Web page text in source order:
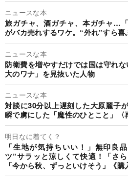
ニュースな本
旅ガチャ、酒ガチャ、本ガチャ…
がバカ売れするワケ。“外れ”すら喜
ニュースな本
防衛費を増やすだけでは国は守れ
大のワナ」を見抜いた人物
ニュースな本
対談に30分以上遅刻した大原麗子
瞬で虜にした「魔性のひとこと」〈
明日なに着てく？
「生地が気持ちいい！」無印良
ツ”サラッと涼しくて快適！「さ
「今から秋、ずっといけそう」《購